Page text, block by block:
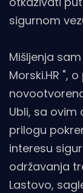
sigurnom
Mišljenja
Morski.HR ",
Ubli, sa
prilogu
interesu
održavanja
Lastovo,